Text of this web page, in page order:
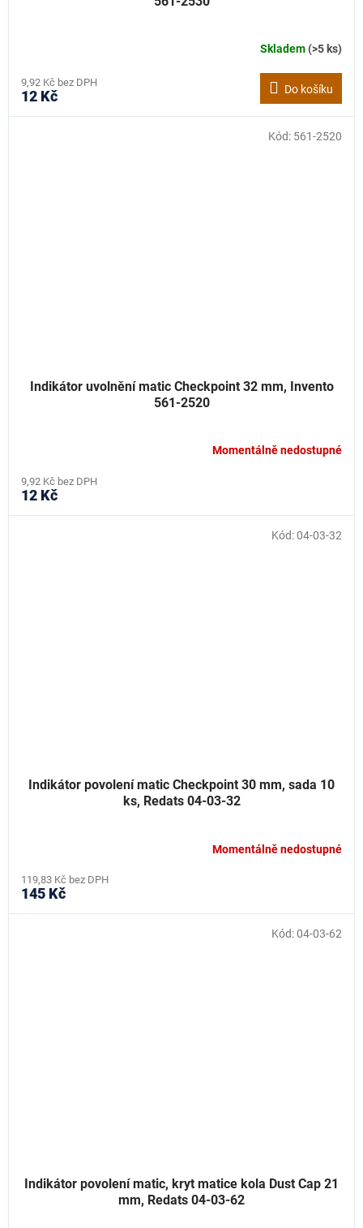
Skladem(>5 ks)
9,92 Kč bez DPH
12 Kč Do košíku
Indikátor uvolnění matic Checkpoint 32 mm, Invento
561-2520
Momentálně nedostupné
9,92 Kč bez DPH
12 Kč
Kód: 561-2520
Indikátor povolení matic Checkpoint 30 mm, sada 10
ks, Redats 04-03-32
Momentálně nedostupné
119,83 Kč bez DPH
145 Kč
Kód:04-03-32
Indikátor povolení matic, kryt matice kola Dust Cap 21
mm, Redats 04-03-62
Kód:04-03-62